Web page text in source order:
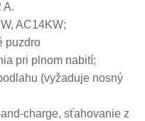
A.
AC14KW;
puzdro
pri plnom nabití;
(vyžaduje nosný
charge, sťahovanie z